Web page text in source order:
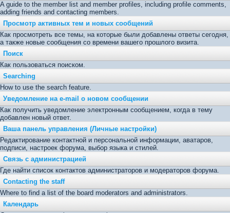
A guide to the member list and member profiles, including profile comments,
adding friends and contacting members.
Просмотр активных тем и новых сообщений
Как просмотреть все темы, на которые были добавлены ответы сегодня,
а также новые сообщения со времени вашего прошлого визита.
Поиск
Как пользоваться поиском.
Searching
How to use the search feature.
Уведомление на е-mail о новом сообщении
Как получить уведомление электронным сообщением, когда в тему
добавлен новый ответ.
Ваша панель управления (Личные настройки)
Редактирование контактной и персональной информации, аватаров,
подписи, настроек форума, выбор языка и стилей.
Связь с администрацией
Где найти список контактов администраторов и модераторов форума.
Contacting the staff
Where to find a list of the board moderators and administrators.
Календарь